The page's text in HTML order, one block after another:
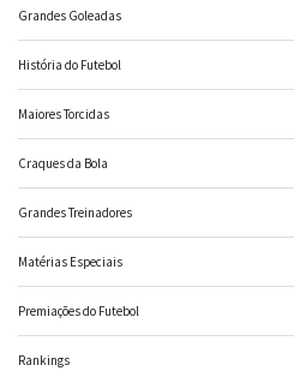
Grandes Goleadas
História do Futebol
Maiores Torcidas
Craques da Bola
Grandes Treinadores
Matérias Especiais
Premiações do Futebol
Rankings